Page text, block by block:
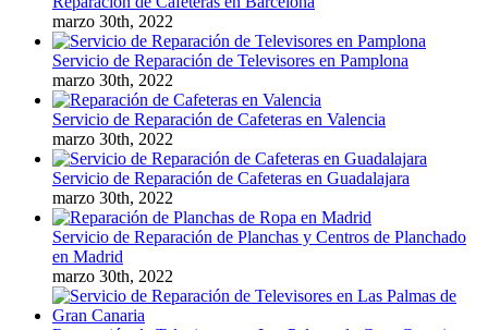
marzo 30th, 2022
Servicio de Reparación de Televisores en Pamplona
marzo 30th, 2022
Servicio de Reparación de Cafeteras en Valencia
marzo 30th, 2022
Servicio de Reparación de Cafeteras en Guadalajara
marzo 30th, 2022
Servicio de Reparación de Planchas y Centros de Planchado
en Madrid
marzo 30th, 2022